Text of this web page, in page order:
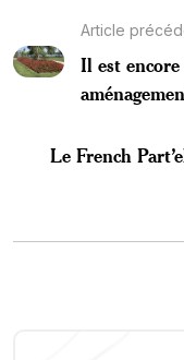
Article
Il est
Le French